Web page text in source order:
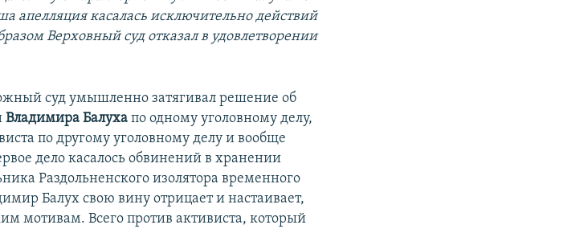
апелляция касалась исключительно действий
Верховный суд отказал в удовлетворении
суд умышленно затягивал решение об
Владимира Балуха по одному уголовному делу,
по другому уголовному делу и вообще
дело касалось обвинений в хранении
Раздольненского изолятора временного
Балух свою вину отрицает и настаивает,
мотивам. Всего против активиста, который